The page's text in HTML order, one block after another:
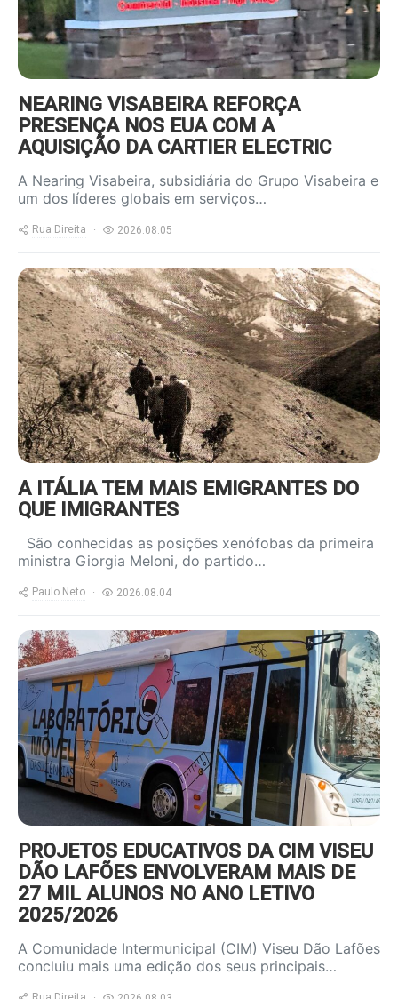
NEARING VISABEIRA REFORÇA
PRESENÇA NOS EUA COM A
AQUISIÇÃO DA CARTIER ELECTRIC
A Nearing Visabeira, subsidiária do Grupo Visabeira e
um dos líderes globais em serviços…
Rua Direita 2026.08.05
https://www.ruadireita.pt/wp-
content/uploads/2024/05/emigrantes-
a-salto-800x600.jpg
A ITÁLIA TEM MAIS EMIGRANTES DO
QUE IMIGRANTES
São conhecidas as posições xenófobas da primeira
ministra Giorgia Meloni, do partido…
Paulo Neto 2026.08.04
https://www.ruadireita.pt/wp-
content/uploads/2026/08/autocarro-
800x600.jpg
PROJETOS EDUCATIVOS DA CIM VISEU
DÃO LAFÕES ENVOLVERAM MAIS DE
27 MIL ALUNOS NO ANO LETIVO
2025/2026
A Comunidade Intermunicipal (CIM) Viseu Dão Lafões
concluiu mais uma edição dos seus principais…